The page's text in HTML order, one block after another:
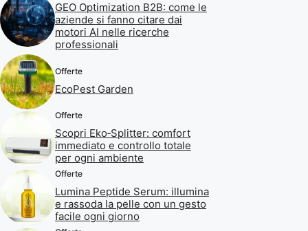
GEO Optimization B2B: come le
aziende si fanno citare dai
motori AI nelle ricerche
professionali
Offerte
EcoPest Garden
Offerte
Scopri Eko‑Splitter: comfort
immediato e controllo totale
per ogni ambiente
Offerte
Lumina Peptide Serum: illumina
e rassoda la pelle con un gesto
facile ogni giorno